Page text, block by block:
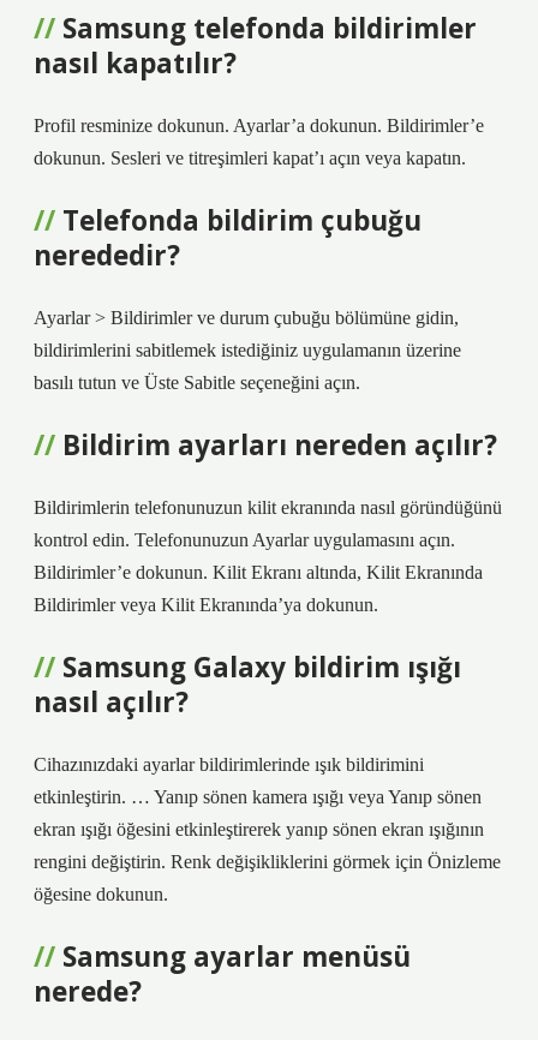
Samsung telefonda bildirimler
nasıl kapatılır?
Profil resminize dokunun. Ayarlar’a dokunun. Bildirimler’e
dokunun. Sesleri ve titreşimleri kapat’ı açın veya kapatın.
Telefonda bildirim çubuğu
nerededir?
Ayarlar > Bildirimler ve durum çubuğu bölümüne gidin,
bildirimlerini sabitlemek istediğiniz uygulamanın üzerine
basılı tutun ve Üste Sabitle seçeneğini açın.
Bildirim ayarları nereden açılır?
Bildirimlerin telefonunuzun kilit ekranında nasıl göründüğünü
kontrol edin. Telefonunuzun Ayarlar uygulamasını açın.
Bildirimler’e dokunun. Kilit Ekranı altında, Kilit Ekranında
Bildirimler veya Kilit Ekranında’ya dokunun.
Samsung Galaxy bildirim ışığı
nasıl açılır?
Cihazınızdaki ayarlar bildirimlerinde ışık bildirimini
etkinleştirin. … Yanıp sönen kamera ışığı veya Yanıp sönen
ekran ışığı öğesini etkinleştirerek yanıp sönen ekran ışığının
rengini değiştirin. Renk değişikliklerini görmek için Önizleme
öğesine dokunun.
Samsung ayarlar menüsü
nerede?